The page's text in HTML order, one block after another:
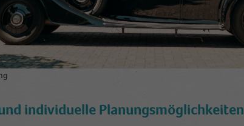
individuelle Planungsmöglichkeiten